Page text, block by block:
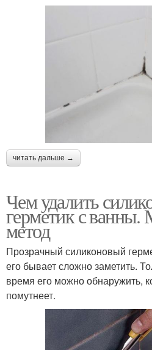
читать дальше →
Чем удалить
герметик с ванны.
метод
Прозрачный силиконовый
его бывает сложно заметить.
время его можно обнаружить,
помутнеет.